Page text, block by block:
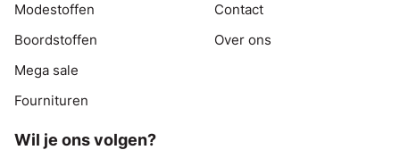
Modestoffen
Boordstoffen
Mega sale
Fournituren
Contact
Over ons
Wil je ons volgen?